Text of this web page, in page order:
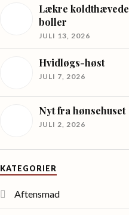
Lækre koldthævede
boller
JULI 13, 2026
Hvidløgs-høst
JULI 7, 2026
Nyt fra hønsehuset
JULI 2, 2026
KATEGORIER
Aftensmad